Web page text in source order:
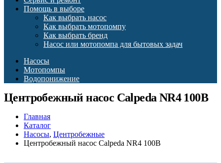
Помощь в выборе
Как выбрать насос
Как выбрать мотопомпу
Как выбрать бренд
Насос или мотопомпа для бытовых задач
Насосы
Мотопомпы
Водопонижение
Центробежный насос Calpeda NR4 100B
Главная
Каталог
Насосы, Центробежные
Центробежный насос Calpeda NR4 100B